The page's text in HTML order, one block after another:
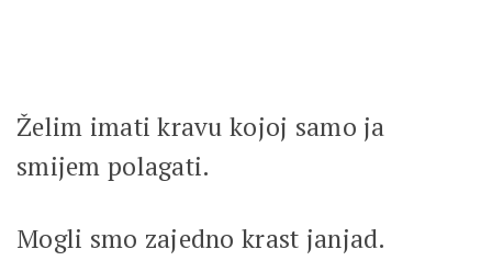
Želim imati kravu kojoj samo ja
smijem polagati.
Mogli smo zajedno krast janjad.